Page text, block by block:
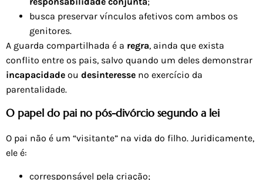
busca preservar vínculos afetivos com ambos os
genitores.
A guarda compartilhada é a regra, ainda que exista
conflito entre os pais, salvo quando um deles demonstrar
incapacidade ou desinteresse no exercício da
parentalidade.
O papel do pai no pós-divórcio segundo a lei
O pai não é um “visitante” na vida do filho. Juridicamente,
ele é:
corresponsável pela criação;